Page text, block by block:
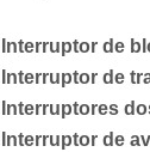
Interruptor de
Interruptor de
Interruptores
Interruptor de